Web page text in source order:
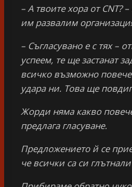
– А твоите хора от CNT?
им развалим
– Съгласувано е с тях –
успеем, те ще застанат
всичко възможно повече
удара ни. Това ще
Жорди няма какво
предлага гласуване.
Предложението й се
че всички са си